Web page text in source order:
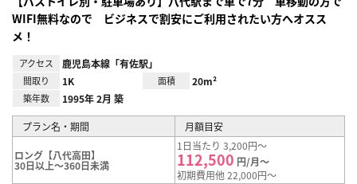
WIFI無料なので ビジネスで割安にご利用されたい方へオスス
メ！
アクセス 鹿児島本線「有佐駅」
間取り 1K 面積 20m²
築年数 1995年 2月 築
プラン名・期間 月額目安
ロング【八代高田】
30日以上～360日未満
1日当たり 3,200円～
112,500 円/月～
初期費用他 22,000円～